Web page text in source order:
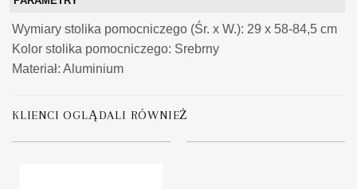
Wymiary stolika pomocniczego (Śr. x W.): 29 x 58-84,5 cm
Kolor stolika pomocniczego: Srebrny
Materiał: Aluminium
KLIENCI OGLĄDALI RÓWNIEŻ